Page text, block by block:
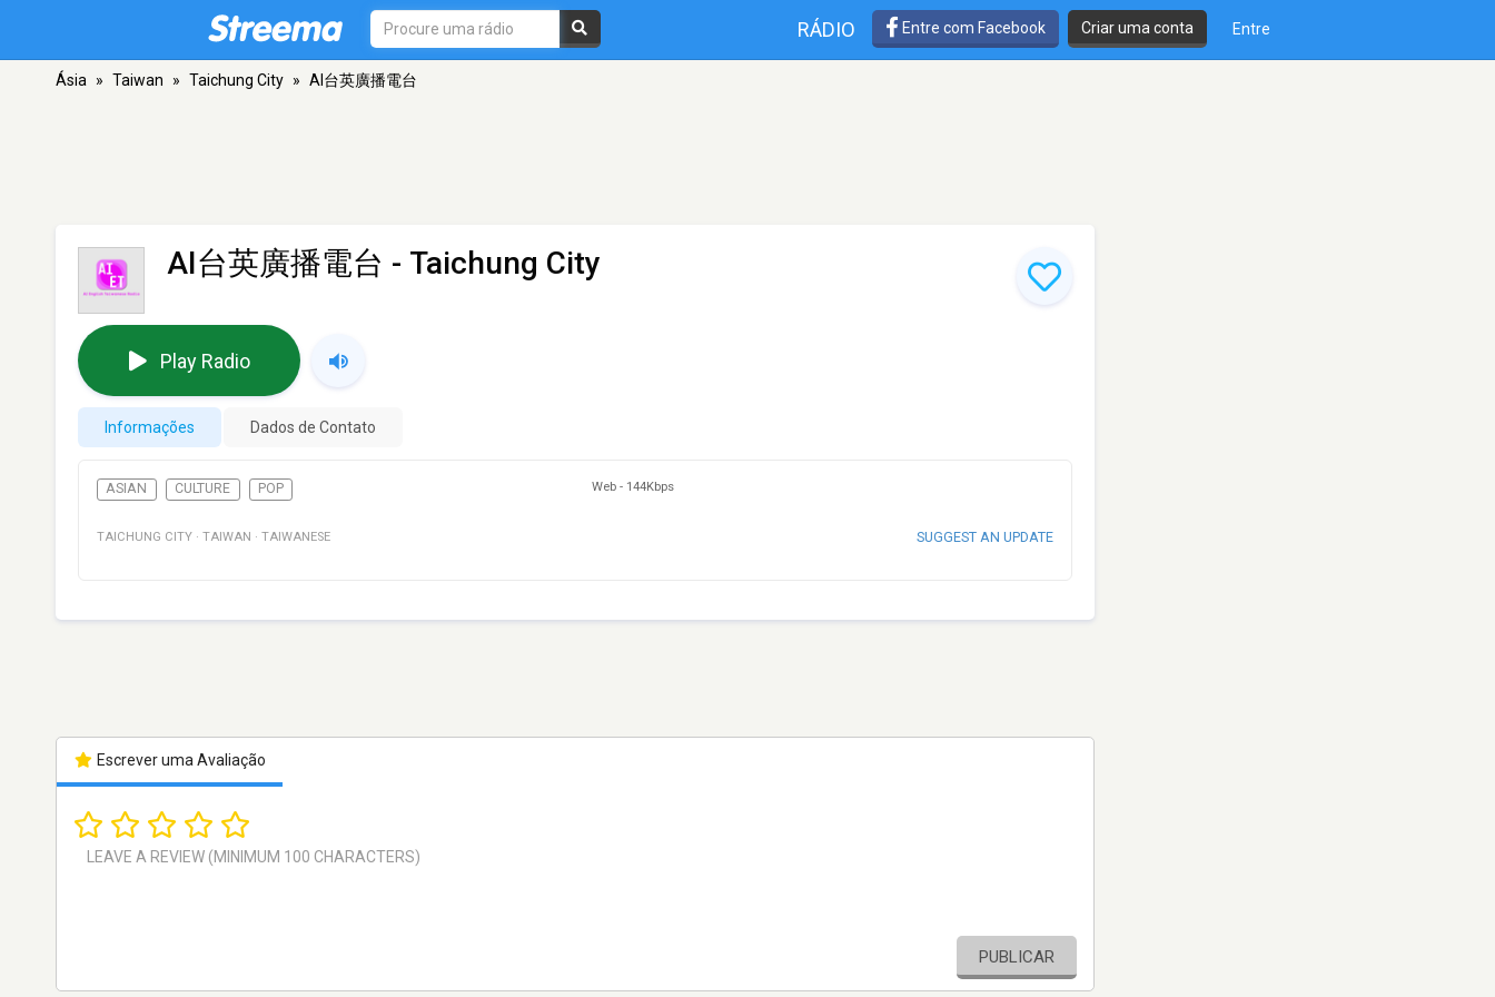
RÁDIO Entre com Facebook Criar uma conta Entre
Ásia » Taiwan » Taichung City » AI台英廣播電台
AI台英廣播電台 - Taichung City
Play Radio
Informações Dados de Contato
ASIAN CULTURE POP Web - 144Kbps
TAICHUNG CITY · TAIWAN · TAIWANESE SUGGEST AN UPDATE
Escrever uma Avaliação
PUBLICAR